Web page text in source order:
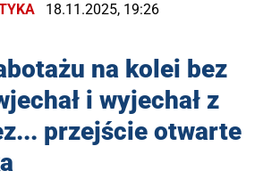
18.11.2025, 19:26
na kolei bez
i wyjechał z
przejście otwarte